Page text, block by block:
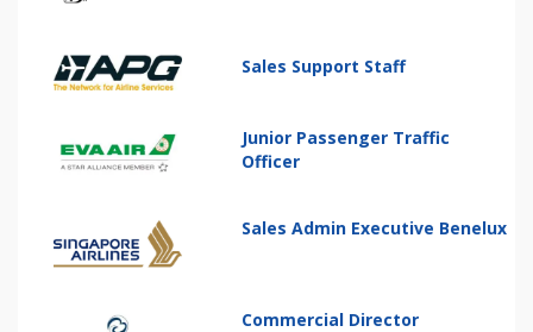
Sales Support Staff
Junior Passenger Traffic
Officer
Sales Admin Executive Benelux
Commercial Director